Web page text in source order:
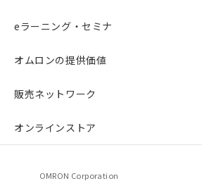
eラーニング・セミナ
オムロンの提供価値
販売ネットワーク
オンラインストア
OMRON Corporation